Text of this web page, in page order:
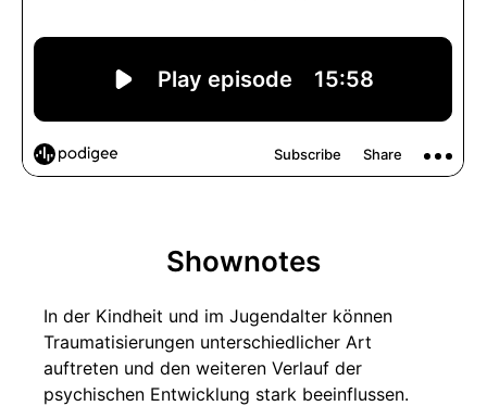
Shownotes
In der Kindheit und im Jugendalter können
Traumatisierungen unterschiedlicher Art
auftreten und den weiteren Verlauf der
psychischen Entwicklung stark beeinflussen.